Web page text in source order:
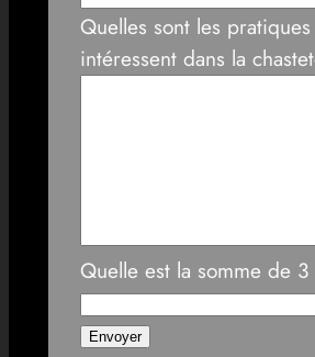
Quelles sont les
intéressent dans la
Quelle est la somme de